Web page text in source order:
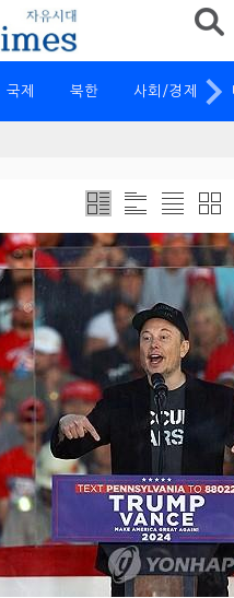
국제 북한 사회/경제